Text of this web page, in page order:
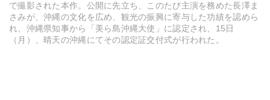
で撮影された本作。公開に先立ち、このたび主演を務めた長澤ま
さみが、沖縄の文化を広め、観光の振興に寄与した功績を認めら
れ、沖縄県知事から「美ら島沖縄大使」に認定され、15日
（月）、晴天の沖縄にてその認定証交付式が行われた。